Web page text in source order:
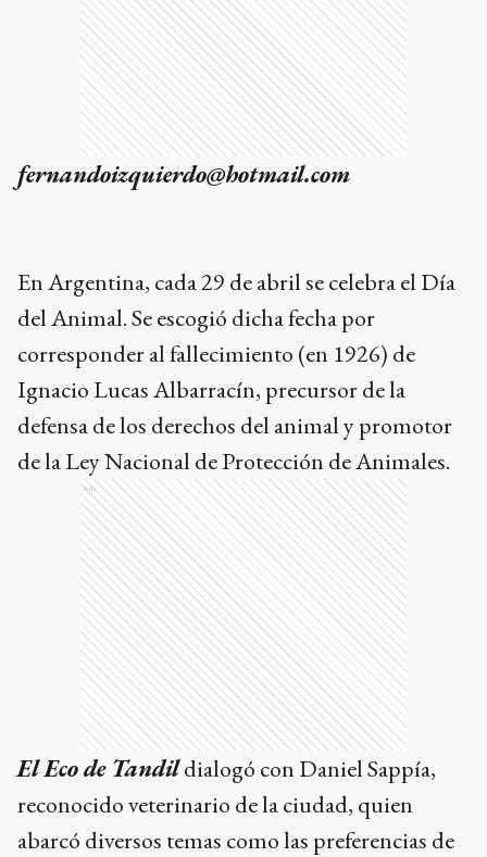
fernandoizquierdo@hotmail.com
En Argentina, cada 29 de abril se celebra el Día
del Animal. Se escogió dicha fecha por
corresponder al fallecimiento (en 1926) de
Ignacio Lucas Albarracín, precursor de la
defensa de los derechos del animal y promotor
de la Ley Nacional de Protección de Animales.
Ads
El Eco de Tandildialogó con Daniel Sappía,
reconocido veterinario de la ciudad, quien
abarcó diversos temas como las preferencias de